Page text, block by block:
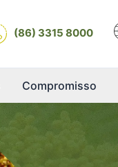
(86) 3315 8000
Compromisso